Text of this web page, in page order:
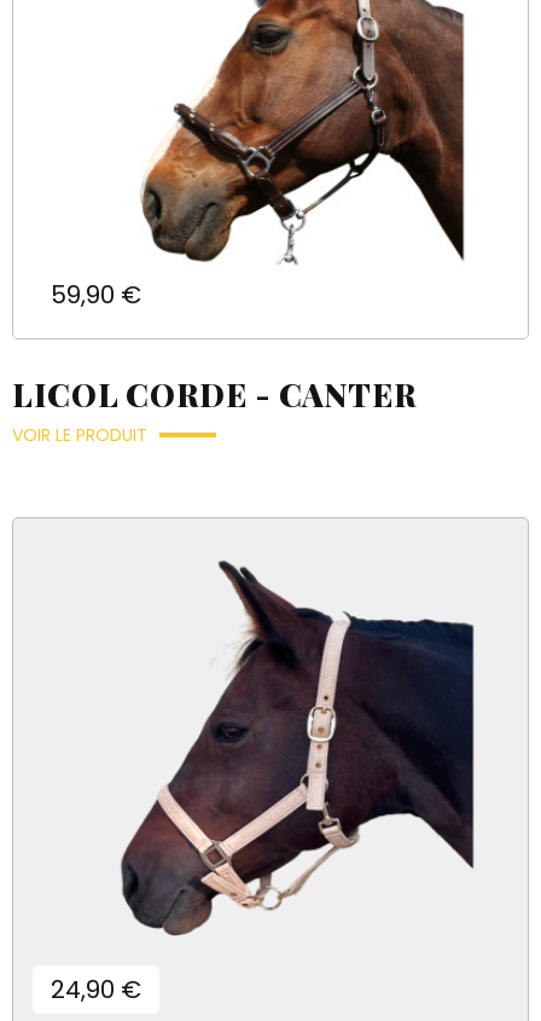
Prix
59,90 €
LICOL CORDE - CANTER
VOIR LE PRODUIT
Prix
24,90 €